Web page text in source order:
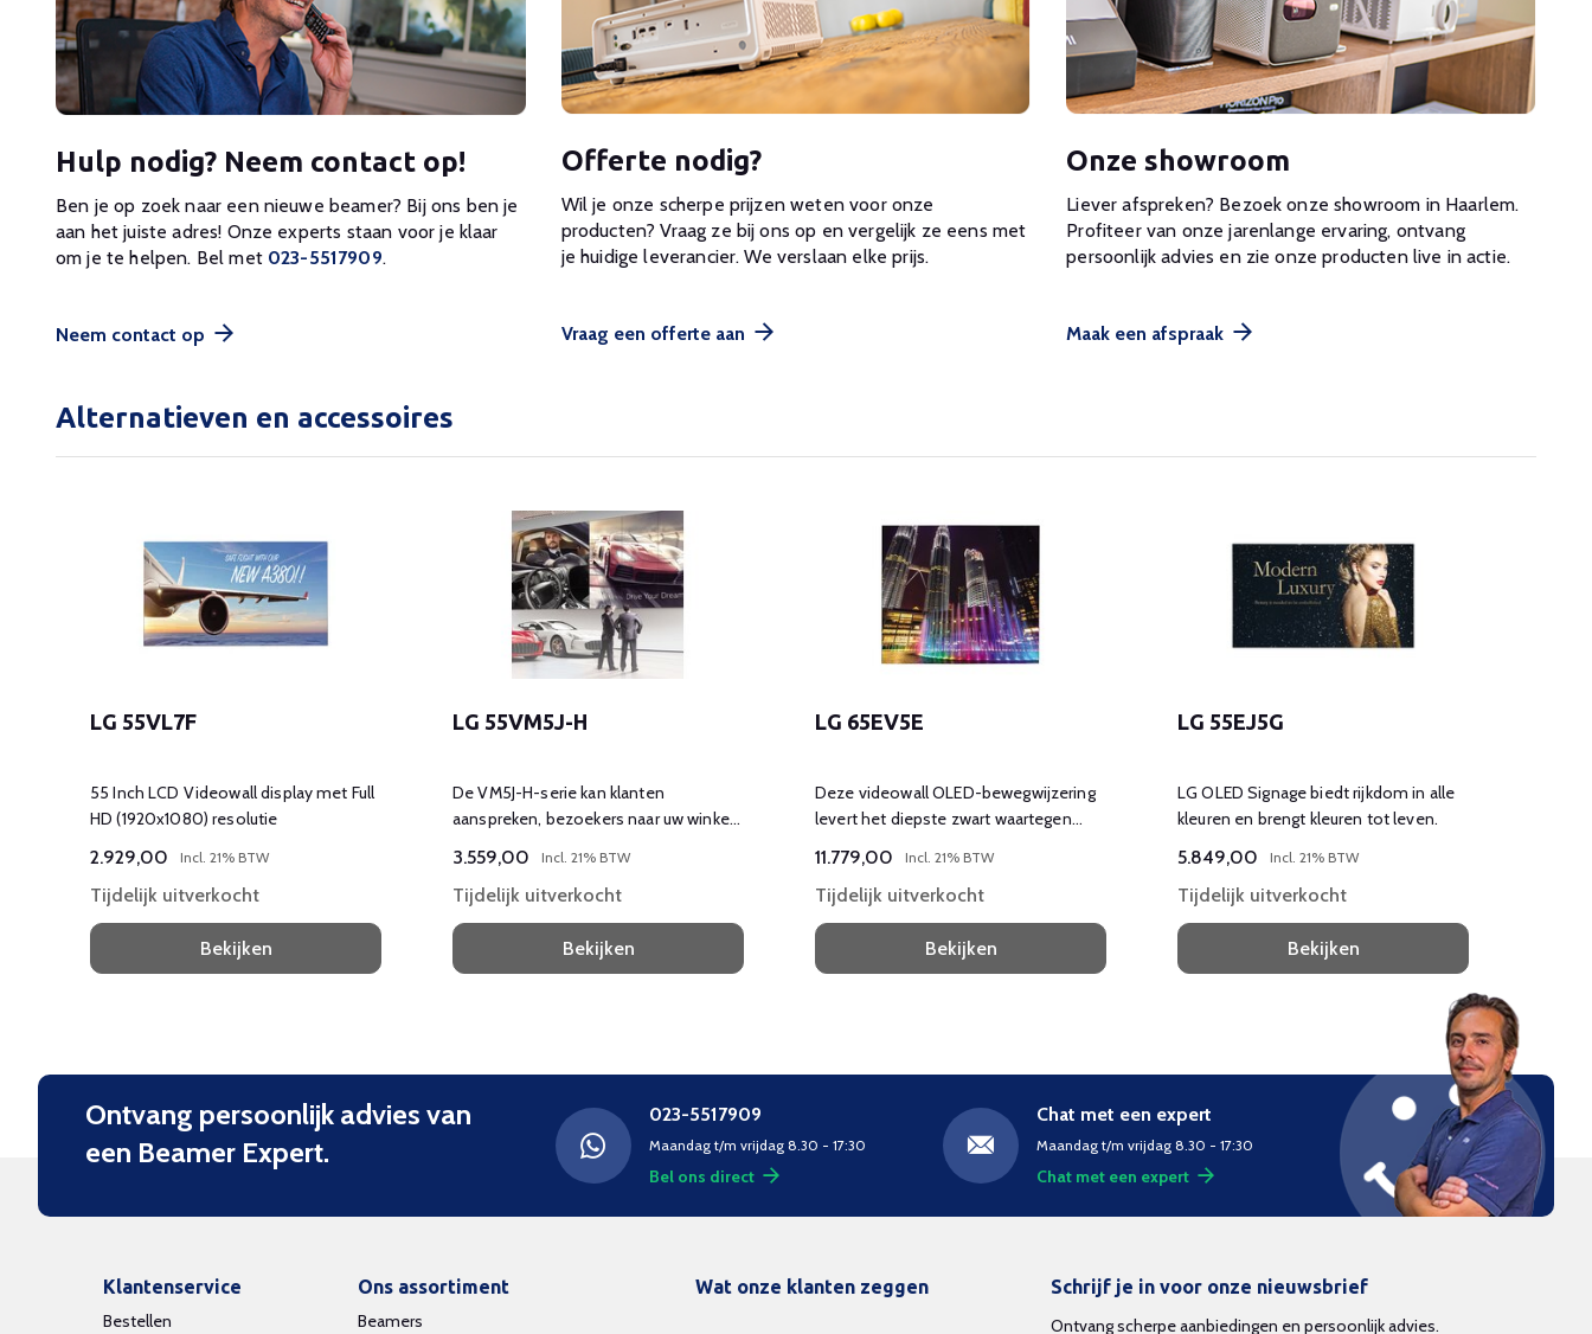
Hulp nodig? Neem contact op!
Ben je op zoek naar een nieuwe beamer? Bij ons ben je
aan het juiste adres! Onze experts staan voor je klaar
om je te helpen. Bel met 023-5517909.
Neem contact op
Offerte nodig?
Wil je onze scherpe prijzen weten voor onze
producten? Vraag ze bij ons op en vergelijk ze eens met
je huidige leverancier. We verslaan elke prijs.
Vraag een offerte aan
Onze showroom
Liever afspreken? Bezoek onze showroom in Haarlem.
Profiteer van onze jarenlange ervaring, ontvang
persoonlijk advies en zie onze producten live in actie.
Maak een afspraak
Alternatieven en accessoires
LG 55VL7F
55 Inch LCD Videowall display met Full
HD (1920x1080) resolutie
2.929,00 Incl. 21% BTW
Tijdelijk uitverkocht
Bekijken
LG 55VM5J-H
De VM5J-H-serie kan klanten
aanspreken, bezoekers naar uw winkel
vergroten.
3.559,00 Incl. 21% BTW
Tijdelijk uitverkocht
Bekijken
LG 65EV5E
Deze videowall OLED-bewegwijzering
levert het diepste zwart waartegen
11.779,00 Incl. 21% BTW
Tijdelijk uitverkocht
Bekijken
LG 55EJ5G
LG OLED Signage biedt rijkdom in alle
kleuren en brengt kleuren tot leven.
5.849,00 Incl. 21% BTW
Tijdelijk uitverkocht
Bekijken
Ontvang persoonlijk advies van
een Beamer Expert.
023-5517909
Maandag t/m vrijdag 8.30 - 17:30
Bel ons direct
Chat met een expert
Maandag t/m vrijdag 8.30 - 17:30
Chat met een expert
Klantenservice
Bestellen
Ons assortiment
Beamers
Wat onze klanten zeggen
Schrijf je in voor onze nieuwsbrief
Ontvang scherpe aanbiedingen en persoonlijk advies.